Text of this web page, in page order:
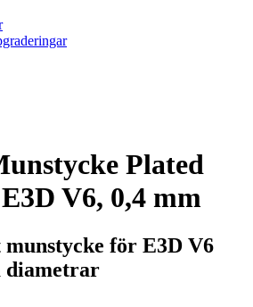
Plated
V6, 0,4 mm
munstycke för E3D V6
diametrar